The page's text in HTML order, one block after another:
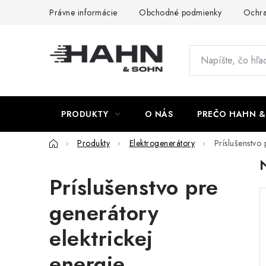
Právne informácie Obchodné podmienky
PRODUKTY O NÁS PREČO HAHN
DomovProdukty Elektrogenerátory
Príslušenstvo pre
generátory
elektrickej